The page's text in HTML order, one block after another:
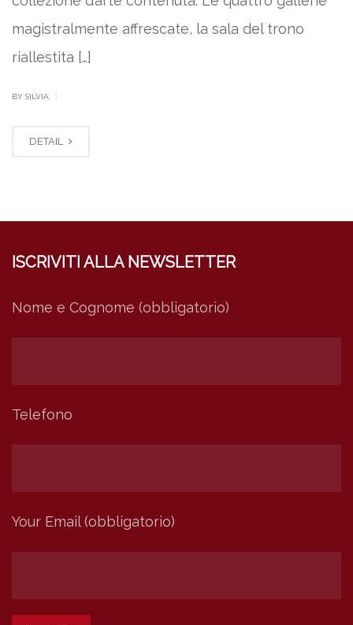
magistralmente affrescate, la sala del trono
riallestita […]
BY SILVIA
DETAIL
ISCRIVITI ALLA NEWSLETTER
Nome e Cognome (obbligatorio)
Telefono
Your Email (obbligatorio)